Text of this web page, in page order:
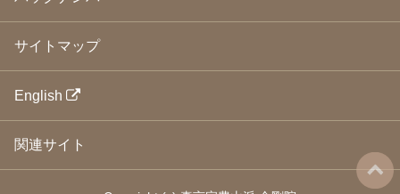
(24)
2008年2月 (21)
2008年1月(23)
2007年12月
2007年9月
2007年8月(26)
サイトマップ
English
関連サイト